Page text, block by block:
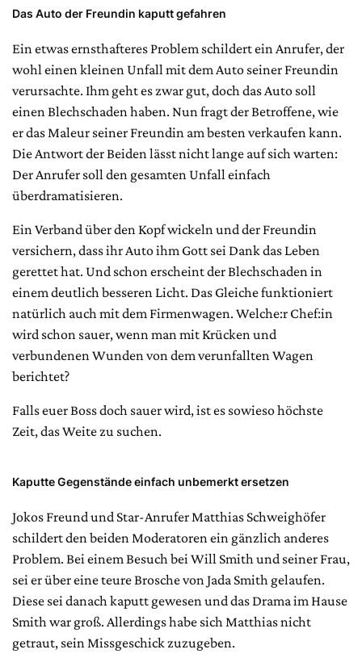
Das Auto der Freundin kaputt gefahren
Ein etwas ernsthafteres Problem schildert ein Anrufer, der
wohl einen kleinen Unfall mit dem Auto seiner Freundin
verursachte. Ihm geht es zwar gut, doch das Auto soll
einen Blechschaden haben. Nun fragt der Betroffene, wie
er das Maleur seiner Freundin am besten verkaufen kann.
Die Antwort der Beiden lässt nicht lange auf sich warten:
Der Anrufer soll den gesamten Unfall einfach
überdramatisieren.
Ein Verband über den Kopf wickeln und der Freundin
versichern, dass ihr Auto ihm Gott sei Dank das Leben
gerettet hat. Und schon erscheint der Blechschaden in
einem deutlich besseren Licht. Das Gleiche funktioniert
natürlich auch mit dem Firmenwagen. Welche:r Chef:in
wird schon sauer, wenn man mit Krücken und
verbundenen Wunden von dem verunfallten Wagen
berichtet?
Falls euer Boss doch sauer wird, ist es sowieso höchste
Zeit, das Weite zu suchen.
Kaputte Gegenstände einfach unbemerkt ersetzen
Jokos Freund und Star-Anrufer Matthias Schweighöfer
schildert den beiden Moderatoren ein gänzlich anderes
Problem. Bei einem Besuch bei Will Smith und seiner Frau,
sei er über eine teure Brosche von Jada Smith gelaufen.
Diese sei danach kaputt gewesen und das Drama im Hause
Smith war groß. Allerdings habe sich Matthias nicht
getraut, sein Missgeschick zuzugeben.